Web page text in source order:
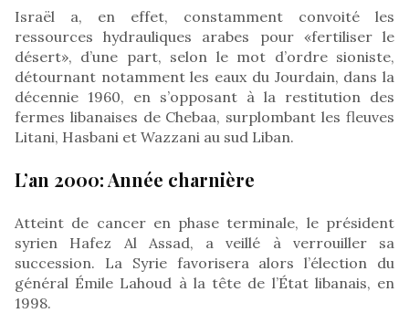
Israël a, en effet, constamment convoité les
ressources hydrauliques arabes pour «fertiliser le
désert», d’une part, selon le mot d’ordre sioniste,
détournant notamment les eaux du Jourdain, dans la
décennie 1960, en s’opposant à la restitution des
fermes libanaises de Chebaa, surplombant les fleuves
Litani, Hasbani et Wazzani au sud Liban.
L’an 2000: Année charnière
Atteint de cancer en phase terminale, le président
syrien Hafez Al Assad, a veillé à verrouiller sa
succession. La Syrie favorisera alors l’élection du
général Émile Lahoud à la tête de l’État libanais, en
1998.